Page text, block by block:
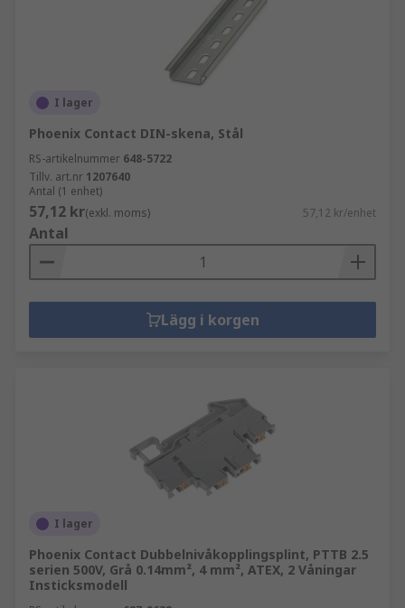
I lager
Phoenix Contact DIN-skena, Stål
RS-artikelnummer 648-5722
Tillv. art.nr 1207640
Antal (1 enhet)
57,12 kr(exkl. moms) 57,12 kr/enhet
Antal
Lägg i korgen
I lager
Phoenix Contact Dubbelnivåkopplingsplint, PTTB 2.5
serien 500V, Grå 0.14mm², 4 mm², ATEX, 2 Våningar
Insticksmodell